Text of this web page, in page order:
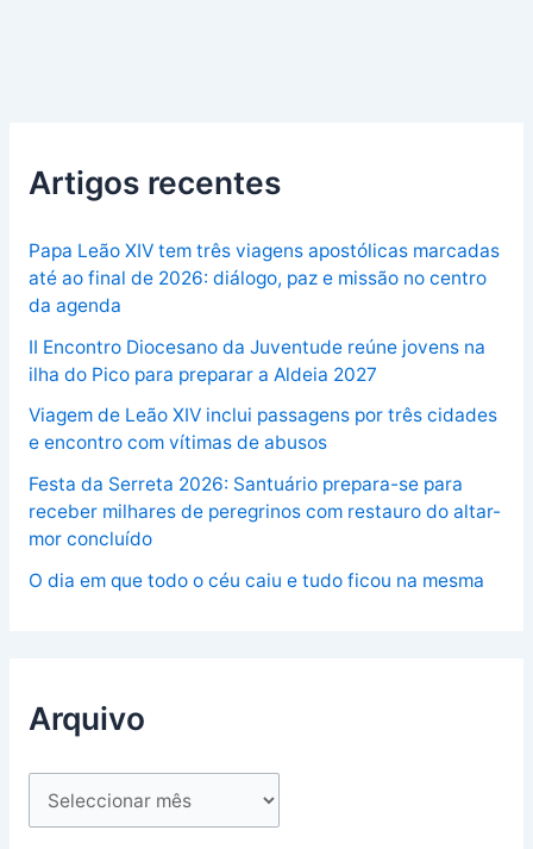
Artigos recentes
Papa Leão XIV tem três viagens apostólicas marcadas
até ao final de 2026: diálogo, paz e missão no centro
da agenda
II Encontro Diocesano da Juventude reúne jovens na
ilha do Pico para preparar a Aldeia 2027
Viagem de Leão XIV inclui passagens por três cidades
e encontro com vítimas de abusos
Festa da Serreta 2026: Santuário prepara-se para
receber milhares de peregrinos com restauro do altar-
mor concluído
O dia em que todo o céu caiu e tudo ficou na mesma
Arquivo